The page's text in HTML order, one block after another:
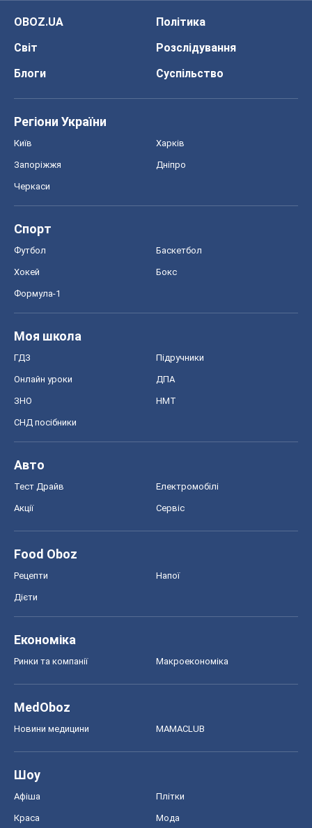
OBOZ.UA
Політика
Світ
Розслідування
Блоги
Суспільство
Регіони України
Київ Харків
Запоріжжя Дніпро
Черкаси
Спорт
Футбол Баскетбол
Хокей Бокс
Формула-1
Моя школа
ГДЗ Підручники
Онлайн уроки ДПА
ЗНО НМТ
СНД посібники
Авто
Тест Драйв Електромобілі
Акції Сервіс
Food Oboz
Рецепти Напої
Дієти
Економіка
Ринки та компанії Макроекономіка
MedOboz
Новини медицини MAMACLUB
Шоу
Афіша Плітки
Краса Мода